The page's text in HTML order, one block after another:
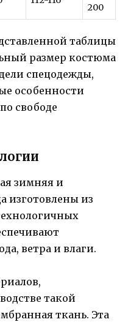
200
таблицы
размер костюма
спецодежды,
особенности
свободе
зимняя и
изготовлены из
ветра и влаги.
такой
ткань. Эта